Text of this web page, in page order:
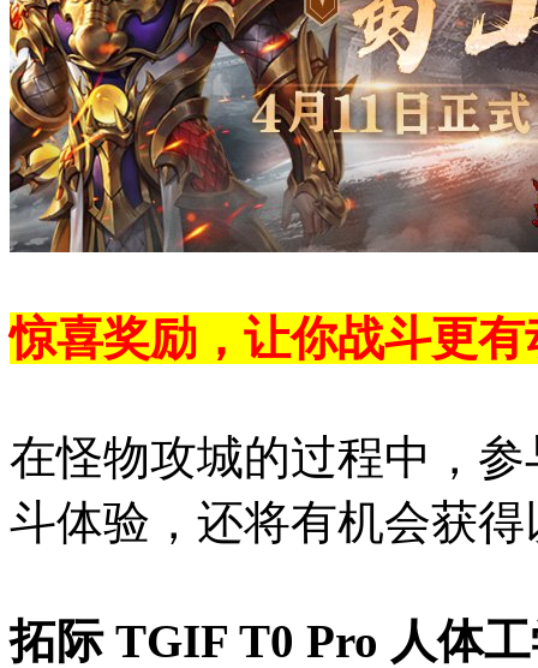
惊喜奖励，让你战斗更有
在怪物攻城的过程中，
斗体验，还将有机会获
拓际 TGIF T0 Pro 人体